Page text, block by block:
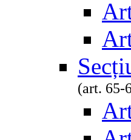
(art. 65-